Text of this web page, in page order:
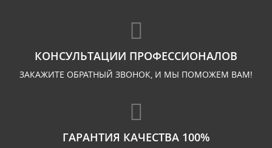
КОНСУЛЬТАЦИИ ПРОФЕССИОНАЛОВ
ЗАКАЖИТЕ ОБРАТНЫЙ ЗВОНОК, И МЫ ПОМОЖЕМ ВАМ!
ГАРАНТИЯ КАЧЕСТВА 100%